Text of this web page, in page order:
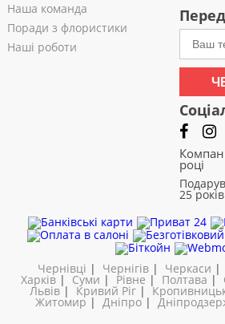
Наша команда
Поради з флористики
Наші роботи
році
25
Чернівці | Чернігів| Черкаси |
Харків | Суми | Рівне | Полтава |
Львів| Кривий Ріг|
Житомир | Дніпро|